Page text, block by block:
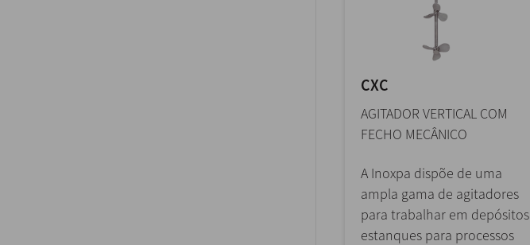
CXC
AGITADOR VERTICAL COM
FECHO MECÂNICO
A Inoxpa dispõe de uma
ampla gama de agitadores
para trabalhar em depósitos
estanques para processos